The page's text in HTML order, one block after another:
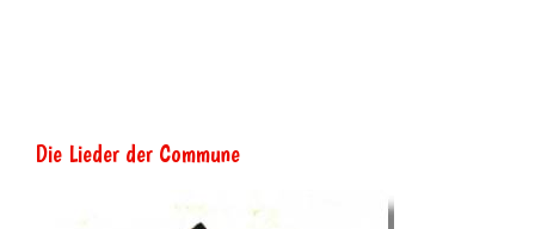
Die Lieder der Commune